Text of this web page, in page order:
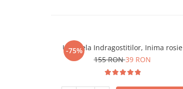
-75%
Umbrela Indragostitilor, Inima rosie
155 RON39 RON